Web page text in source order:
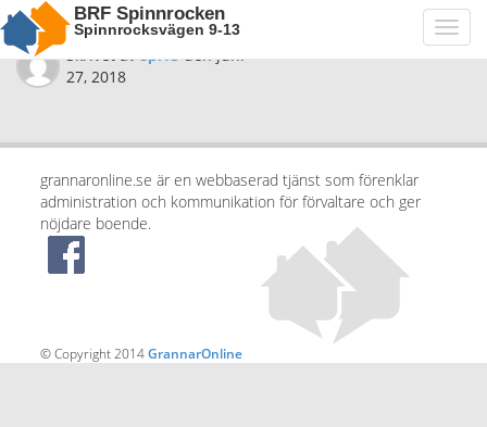
BRF Spinnrocken
Spinnrocksvägen 9-13
Skrivet avspi13denjuni
27, 2018
grannaronline.se är en webbaserad tjänst som förenklar
administration och kommunikation för förvaltare och ger
nöjdare boende.
© Copyright 2014GrannarOnline